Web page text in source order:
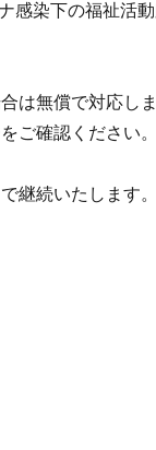
感染下の福祉活
は無償で対応しま
ご確認ください。
継続いたします